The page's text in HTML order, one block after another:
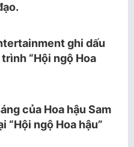
ghi dấu
“Hội ngộ Hoa
của Hoa hậu Sam
“Hội ngộ Hoa hậu”